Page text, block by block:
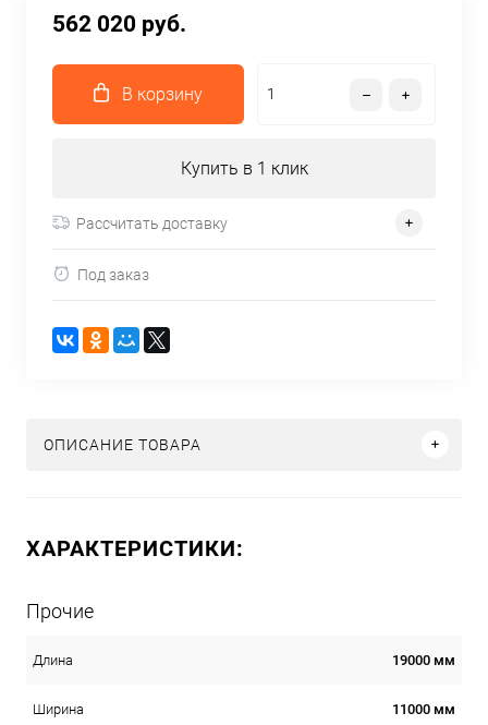
562 020 руб.
В корзину
Купить в 1 клик
Рассчитать доставку
Под заказ
ОПИСАНИЕ ТОВАРА
ХАРАКТЕРИСТИКИ:
Прочие
Длина 19000 мм
Ширина 11000 мм